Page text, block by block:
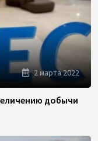
2 марта 2022
добычи